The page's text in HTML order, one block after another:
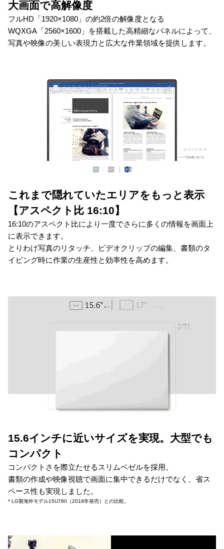
大画面で高解像度
フルHD「1920×1080」の約2倍の解像度となる
WQXGA「2560×1600」を搭載した高精細なパネルによって、
写真や映像の美しい表現力と広大な作業領域を提供します。
これまで隠れていたエリアをもっと表示
【アスペクト比 16:10】
16:10のアスペクト比により一度でさらに多くの情報を画面上
に表示できます。
とりわけ写真のリタッチ、ビデオクリップの編集、書類のタ
イピング時に作業の生産性と効率性を高めます。
15.6インチに近いサイズを実現。大型でも
コンパクト
コンパクトさを際立たせるスリムベゼルを採用。
書類の作成や映像視聴で画面に集中できるだけでなく、省ス
ペース性も実現しました。
* LG製海外モデル15U780（2018年発売）との比較。